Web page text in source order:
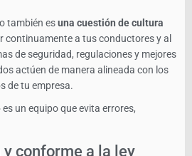
también esuna cuestión de cultura
continuamente a tus conductores y al
de seguridad, regulaciones y mejores
actúen de manera alineada con los
de tu empresa.
un equipo que evita errores,
conforme a la ley